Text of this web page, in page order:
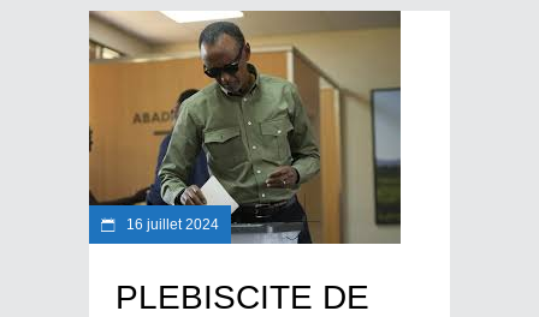
16 juillet 2024
PLEBISCITE DE